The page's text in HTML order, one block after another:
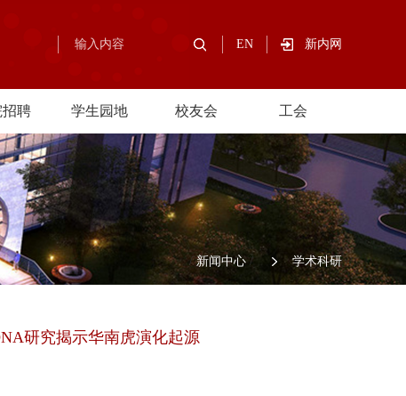
EN 新内网
聘 学生园地 校友会 工会
/新闻中心 / 学术科研
研究揭示华南虎演化起源